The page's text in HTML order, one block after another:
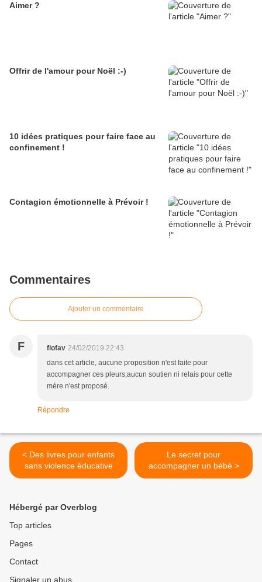
Aimer ?
Offrir de l'amour pour Noël :-)
10 idées pratiques pour faire face au
confinement !
Contagion émotionnelle à Prévoir !
Commentaires
Ajouter un commentaire
F flofav 24/02/2019 22:43
dans cet article, aucune proposition n'est faite pour
accompagner ces pleurs;aucun soutien ni relais pour cette
mère n'est proposé.
Répondre
< Des livres pour enfants
sans violence éducative
Le secret pour
accompagner un bébé >
Hébergé par Overblog
Top articles
Pages
Contact
Signaler un abus